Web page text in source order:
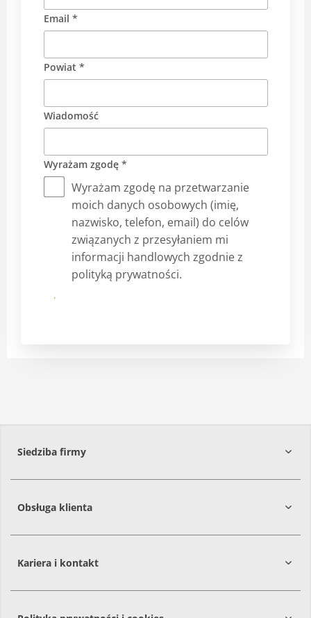
Email *
Powiat *
Wiadomość
Wyrażam zgodę *
Wyrażam zgodę na przetwarzanie
moich danych osobowych (imię,
nazwisko, telefon, email) do celów
związanych z przesyłaniem mi
informacji handlowych zgodnie z
polityką prywatności.
Prześlij
Siedziba firmy
Obsługa klienta
Kariera i kontakt